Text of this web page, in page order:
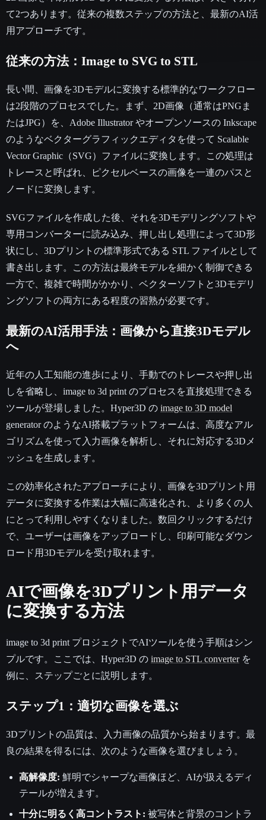
て2つあります。従来の複数ステップの方法と、最新のAI活
用アプローチです。
従来の方法：Image to SVG to STL
長い間、画像を3Dモデルに変換する標準的なワークフロー
は2段階のプロセスでした。まず、2D画像（通常はPNGま
たはJPG）を、Adobe Illustrator やオープンソースの Inkscape
のようなベクターグラフィックエディタを使って Scalable
Vector Graphic（SVG）ファイルに変換します。この処理は
トレースと呼ばれ、ピクセルベースの画像を一連のパスと
ノードに変換します。
SVGファイルを作成した後、それを3Dモデリングソフトや
専用コンバーターに読み込み、押し出し処理によって3D形
状にし、3Dプリントの標準形式である STL ファイルとして
書き出します。この方法は最終モデルを細かく制御できる
一方で、複雑で時間がかかり、ベクターソフトと3Dモデリ
ングソフトの両方にある程度の習熟が必要です。
最新のAI活用手法：画像から直接3Dモデル
へ
近年の人工知能の進歩により、手動でのトレースや押し出
しを省略し、image to 3d print のプロセスを直接処理できる
ツールが登場しました。Hyper3D の image to 3D model
generator のようなAI搭載プラットフォームは、高度なアル
ゴリズムを使って入力画像を解析し、それに対応する3Dメ
ッシュを生成します。
この効率化されたアプローチにより、画像を3Dプリント用
データに変換する作業は大幅に高速化され、より多くの人
にとって利用しやすくなりました。数回クリックするだけ
で、ユーザーは画像をアップロードし、印刷可能なダウン
ロード用3Dモデルを受け取れます。
AIで画像を3Dプリント用データ
に変換する方法
image to 3d print プロジェクトでAIツールを使う手順はシン
プルです。ここでは、Hyper3D の image to STL converterを
例に、ステップごとに説明します。
ステップ1：適切な画像を選ぶ
3Dプリントの品質は、入力画像の品質から始まります。最
良の結果を得るには、次のような画像を選びましょう。
高解像度: 鮮明でシャープな画像ほど、AIが扱えるディ
テールが増えます。
十分に明るく高コントラスト: 被写体と背景のコントラ